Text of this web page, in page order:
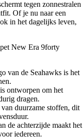
tegen zonnestralen
Of je nu naar een
in het dagelijks leven,
New Era 9forty
van de Seahawks is het
ontworpen om het
dragen.
van duurzame stoffen, dit
de achterzijde maakt het
iedereen.